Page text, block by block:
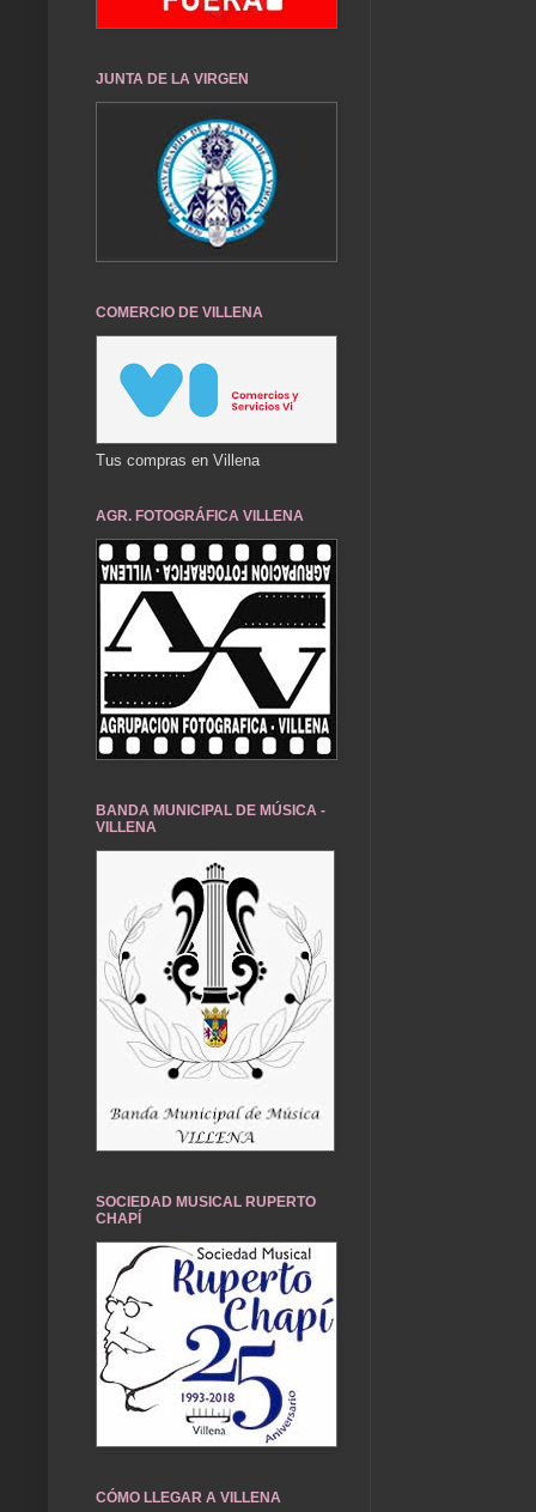
JUNTA DE LA VIRGEN
COMERCIO DE VILLENA
Tus compras en Villena
AGR. FOTOGRÁFICA VILLENA
BANDA MUNICIPAL DE MÚSICA -
VILLENA
SOCIEDAD MUSICAL RUPERTO
CHAPÍ
CÓMO LLEGAR A VILLENA